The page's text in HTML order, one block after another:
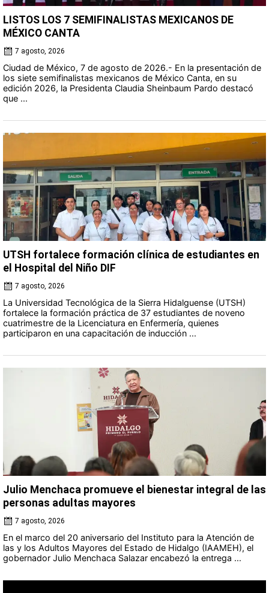
LISTOS LOS 7 SEMIFINALISTAS MEXICANOS DE
MÉXICO CANTA
7 agosto, 2026
Ciudad de México, 7 de agosto de 2026.- En la presentación de
los siete semifinalistas mexicanos de México Canta, en su
edición 2026, la Presidenta Claudia Sheinbaum Pardo destacó
que ...
UTSH fortalece formación clínica de estudiantes en
el Hospital del Niño DIF
7 agosto, 2026
La Universidad Tecnológica de la Sierra Hidalguense (UTSH)
fortalece la formación práctica de 37 estudiantes de noveno
cuatrimestre de la Licenciatura en Enfermería, quienes
participaron en una capacitación de inducción ...
Julio Menchaca promueve el bienestar integral de las
personas adultas mayores
7 agosto, 2026
En el marco del 20 aniversario del Instituto para la Atención de
las y los Adultos Mayores del Estado de Hidalgo (IAAMEH), el
gobernador Julio Menchaca Salazar encabezó la entrega ...